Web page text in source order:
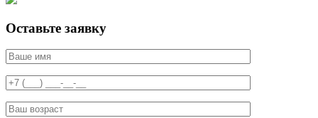
Оставьте заявку